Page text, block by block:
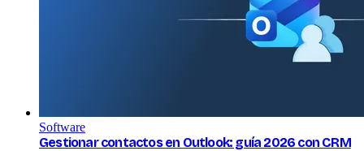
Software
Gestionar contactos en Outlook: guía 2026 con CRM